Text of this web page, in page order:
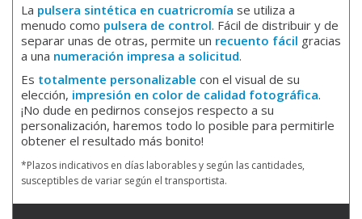
La pulsera sintética en cuatricromía se utiliza a
menudo como pulsera de control. Fácil de distribuir y de
separar unas de otras, permite un recuento fácil gracias
a una numeración impresa a solicitud.
Es totalmente personalizable con el visual de su
elección, impresión en color de calidad fotográfica.
¡No dude en pedirnos consejos respecto a su
personalización, haremos todo lo posible para permitirle
obtener el resultado más bonito!
*Plazos indicativos en días laborables y según las cantidades,
susceptibles de variar según el transportista.